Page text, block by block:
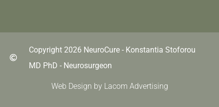
Copyright 2026 NeuroCure - Konstantia Stoforou
MD PhD - Neurosurgeon
Web Design by Lacom Advertising